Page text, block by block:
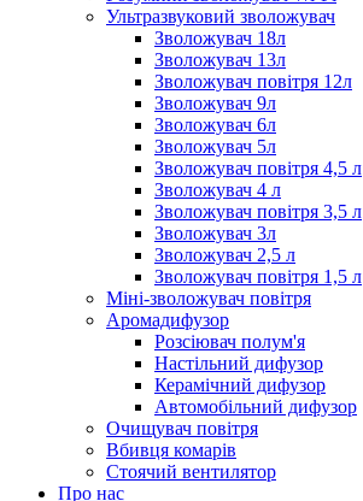
Ультразвуковий зволожувач
Зволожувач 18л
Зволожувач 13л
Зволожувач повітря 12л
Зволожувач 9л
Зволожувач 6л
Зволожувач 5л
Зволожувач повітря 4,5 л
Зволожувач 4 л
Зволожувач повітря 3,5 л
Зволожувач 3л
Зволожувач 2,5 л
Зволожувач повітря 1,5 л
Міні-зволожувач повітря
Аромадифузор
Розсіювач полум'я
Настільний дифузор
Керамічний дифузор
Автомобільний дифузор
Очищувач повітря
Вбивця комарів
Стоячий вентилятор
Про нас